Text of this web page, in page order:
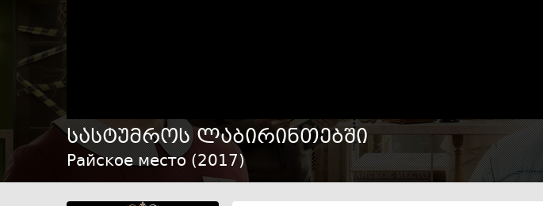
სასტუმროს ლაბირინთებში
Райское место (2017)